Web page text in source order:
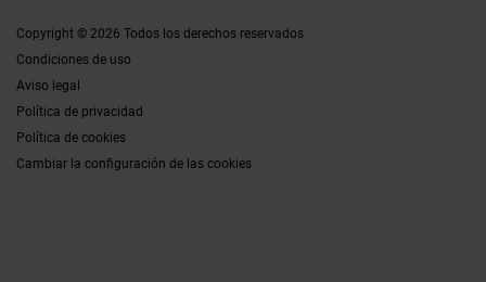
Copyright © 2026 Todos los derechos reservados
Condiciones de uso
Aviso legal
Política de privacidad
Política de cookies
Cambiar la configuración de las cookies